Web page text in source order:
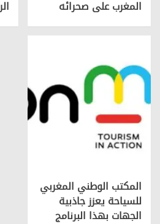
المغرب على صحرائه
المكتب الوطني المغربي
للسياحة يعزز جاذبية
الجهات بهذا البرنامج